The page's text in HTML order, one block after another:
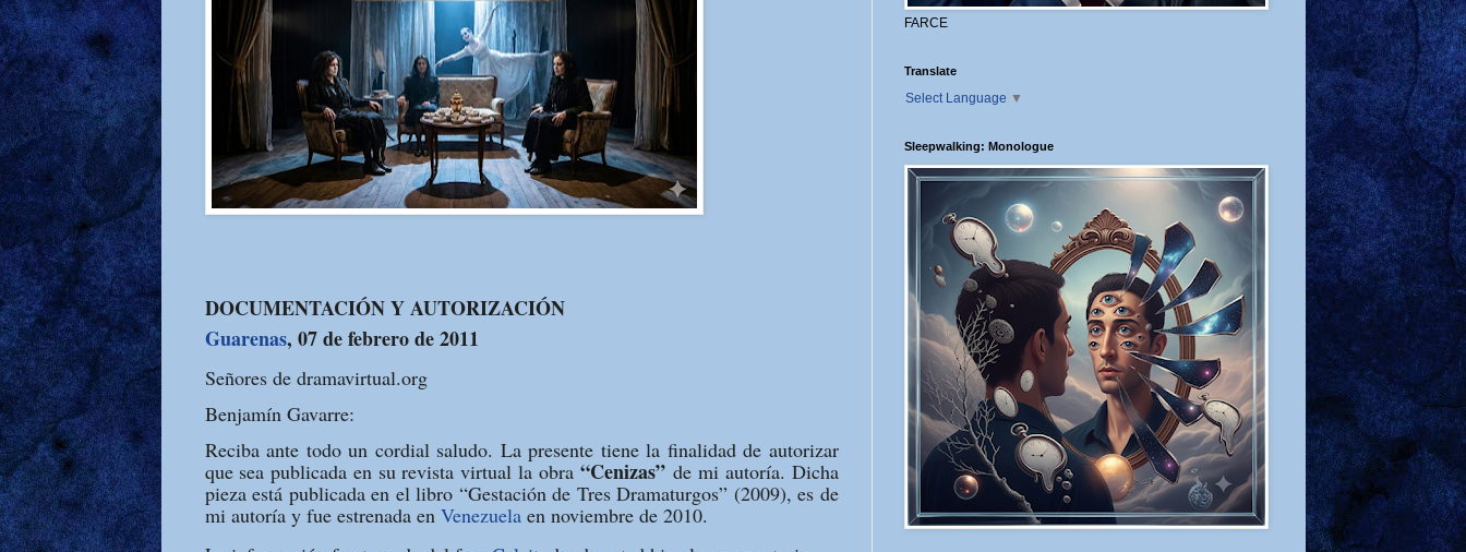
DOCUMENTACIÓN Y AUTORIZACIÓN
Guarenas, 07 de febrero de 2011
Señores de dramavirtual.org
Benjamín Gavarre:
Reciba ante todo un cordial saludo. La presente tiene la finalidad de autorizar
que sea publicada en su revista virtual la obra“Cenizas” de mi autoría. Dicha
pieza está publicada en el libro “Gestación de Tres Dramaturgos” (2009), es de
mi autoría y fue estrenada en Venezuelaen noviembre de 2010.
FARCE
Translate
Select Language ▼
Sleepwalking: Monologue